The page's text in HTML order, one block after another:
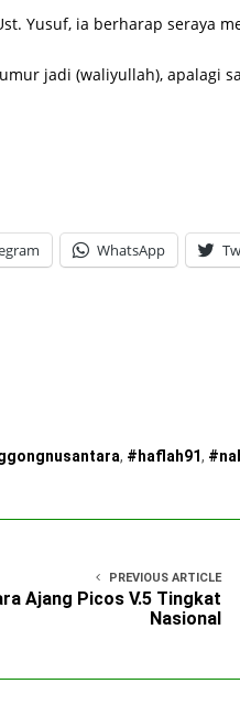
Yusuf, ia berharap seraya
jadi (waliyullah), apalagi
WhatsApp
, #haflah91,
PREVIOUS ARTICLE
Ajang Picos V.5 Tingkat
Nasional